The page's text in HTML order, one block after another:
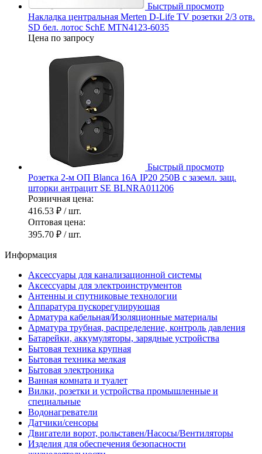
Быстрый просмотр
Накладка центральная Merten D-Life TV розетки 2/3 отв.
SD бел. лотос SchE MTN4123-6035
Цена по запросу
Быстрый просмотр
Розетка 2-м ОП Blanca 16А IP20 250В с заземл. защ.
шторки антрацит SE BLNRA011206
Розничная цена:
416.53 ₽ / шт.
Оптовая цена:
395.70 ₽ / шт.
Информация
Аксессуары для канализационной системы
Аксессуары для электроинструментов
Антенны и спутниковые технологии
Аппаратура пускорегулирующая
Арматура кабельная/Изоляционные материалы
Арматура трубная, распределение, контроль давления
Батарейки, аккумуляторы, зарядные устройства
Бытовая техника крупная
Бытовая техника мелкая
Бытовая электроника
Ванная комната и туалет
Вилки, розетки и устройства промышленные и
специальные
Водонагреватели
Датчики/сенсоры
Двигатели ворот, рольставен/Насосы/Вентиляторы
Изделия для обеспечения безопасности